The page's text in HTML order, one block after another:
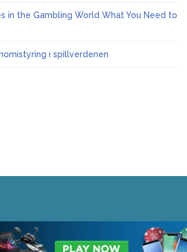
in the Gambling World What You Need to
i spillverdenen